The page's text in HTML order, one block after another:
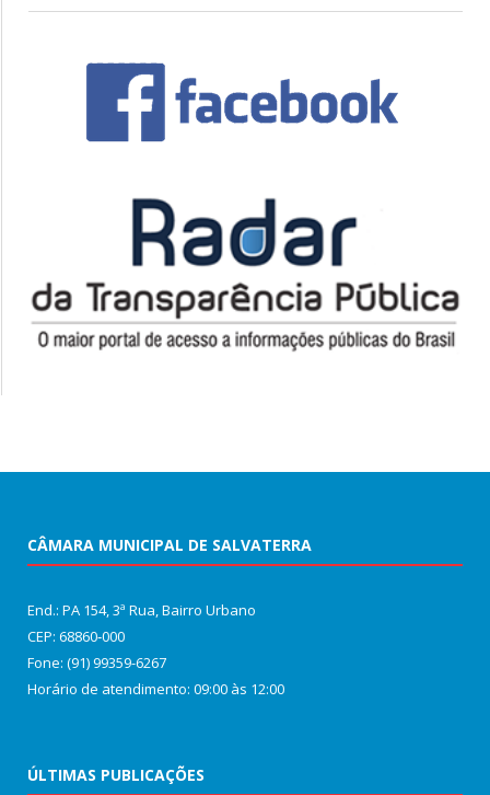
CÂMARA MUNICIPAL DE SALVATERRA
End.: PA 154, 3ª Rua, Bairro Urbano
CEP: 68860‑000
Fone: (91) 99359-6267
Horário de atendimento: 09:00 às 12:00
ÚLTIMAS PUBLICAÇÕES